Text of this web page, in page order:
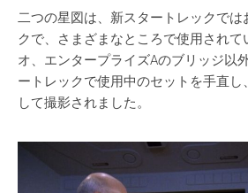
二つの星図は、新スタートレックでは
クで、さまざまなところで使用されて
オ、エンタープライズAのブリッジ以
ートレックで使用中のセットを手直
して撮影されました。